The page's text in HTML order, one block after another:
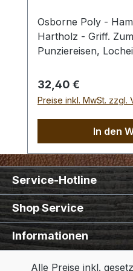
Osborne Poly -
Hartholz - Griff.
Punziereisen,
Schlagfläche. Wenig
Hammerkopf. 240
Regulärer Preis:
32,40 €
Preise inkl. MwSt. zzgl.
In den
Service-Hotline
Shop Service
Informationen
Alle Preise inkl.